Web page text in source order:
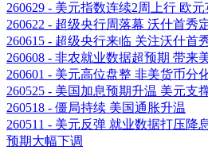
260629 - 美元指数连续2周上行 欧
260622 - 超级央行周落幕 沃什首秀
260615 - 超级央行来临 关注沃什首
260608 - 非农就业数据超预期 带来
260601 - 美元高位盘整 非美货币分
260525 - 美国加息预期升温 美元支
260518 - 僵局持续 美国通胀升温
260511 - 美元反弹 就业数据打压降
预期大幅下调